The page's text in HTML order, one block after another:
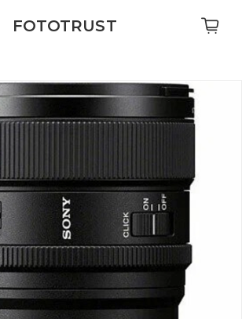
FOTOTRUST